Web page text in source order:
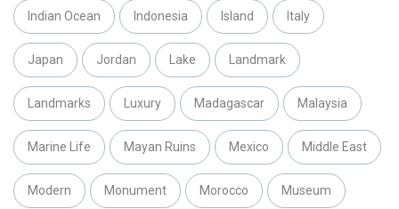
Indian Ocean Indonesia Island Italy
Japan Jordan Lake Landmark
Landmarks Luxury Madagascar Malaysia
Marine Life Mayan Ruins Mexico Middle East
Modern Monument Morocco Museum